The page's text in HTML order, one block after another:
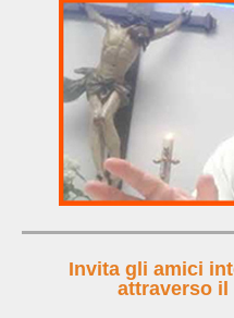
Invita gli amici
attraverso il